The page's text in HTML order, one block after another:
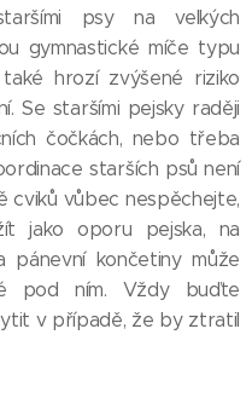
psy na velkých
gymnastické míče typu
hrozí zvýšené riziko
Se staršími pejsky raději
čočkách, nebo třeba
starších psů není
cviků vůbec nespěchejte,
jako oporu pejska, na
pánevní končetiny může
pod ním. Vždy buďte
v případě, že by ztratil